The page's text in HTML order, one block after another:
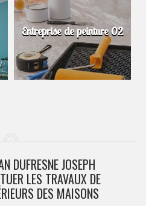
Entreprise de peinture 02
DUFRESNE JOSEPH
LES TRAVAUX DE
DES MAISONS